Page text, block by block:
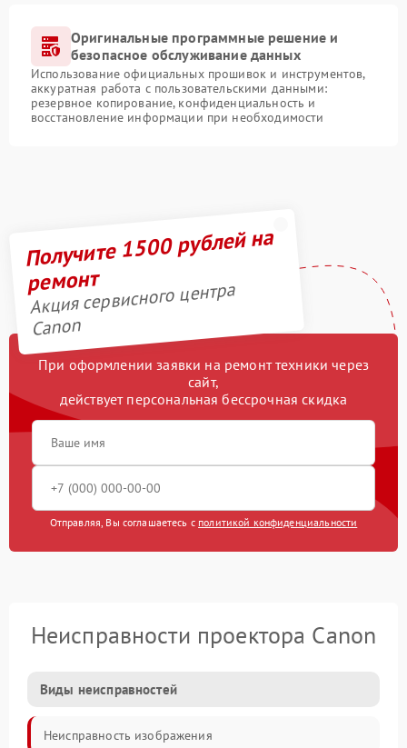
Оригинальные программные решение и
безопасное обслуживание данных
Использование официальных прошивок и инструментов,
аккуратная работа с пользовательскими данными:
резервное копирование, конфиденциальность и
восстановление информации при необходимости
Получите 1500 рублей на
ремонт
Акция сервисного центра
Canon
При оформлении заявки на ремонт техники через
сайт,
действует персональная бессрочная скидка
Отправляя, Вы соглашаетесь с политикой конфиденциальности
Неисправности проектора Canon
Виды неисправностей
Неисправность изображения